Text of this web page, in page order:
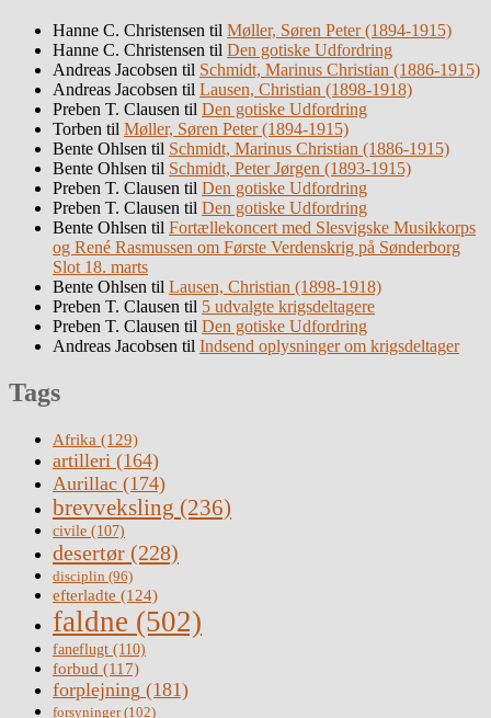
Hanne C. Christensen til Møller, Søren Peter (1894-1915)
Hanne C. Christensen til Den gotiske Udfordring
Andreas Jacobsen til Schmidt, Marinus Christian (1886-1915)
Andreas Jacobsen til Lausen, Christian (1898-1918)
Preben T. Clausen til Den gotiske Udfordring
Torben til Møller, Søren Peter (1894-1915)
Bente Ohlsen til Schmidt, Marinus Christian (1886-1915)
Bente Ohlsen til Schmidt, Peter Jørgen (1893-1915)
Preben T. Clausen til Den gotiske Udfordring
Preben T. Clausen til Den gotiske Udfordring
Bente Ohlsen til Fortællekoncert med Slesvigske Musikkorps
og René Rasmussen om Første Verdenskrig på Sønderborg
Slot 18. marts
Bente Ohlsen til Lausen, Christian (1898-1918)
Preben T. Clausen til 5 udvalgte krigsdeltagere
Preben T. Clausen til Den gotiske Udfordring
Andreas Jacobsen til Indsend oplysninger om krigsdeltager
Tags
Afrika (129)
artilleri (164)
Aurillac (174)
brevveksling (236)
civile (107)
desertør (228)
disciplin (96)
efterladte (124)
faldne (502)
faneflugt (110)
forbud (117)
forplejning (181)
forsyninger(102)